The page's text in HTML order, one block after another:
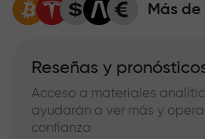
Más
Reseñas y
Acceso a materiales
ayudarán a ver más y
confianza